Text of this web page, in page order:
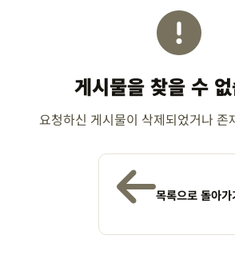
게시물을 찾을 수
요청하신 게시물이 삭제되었거나 존
목록으로 돌아가